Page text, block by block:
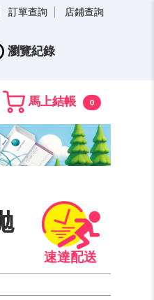
訂單查詢 店鋪查詢
瀏覽紀錄
馬上結帳 0